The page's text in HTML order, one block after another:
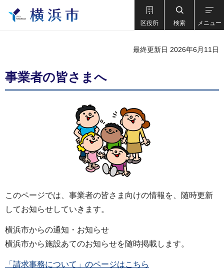
区役所 検索 メニュー
最終更新日 2026年6月11日
事業者の皆さまへ
このページでは、事業者の皆さま向けの情報を、随時更新
してお知らせしていきます。
横浜市からの通知・お知らせ
横浜市から施設あてのお知らせを随時掲載します。
「請求事務について」のページはこちら